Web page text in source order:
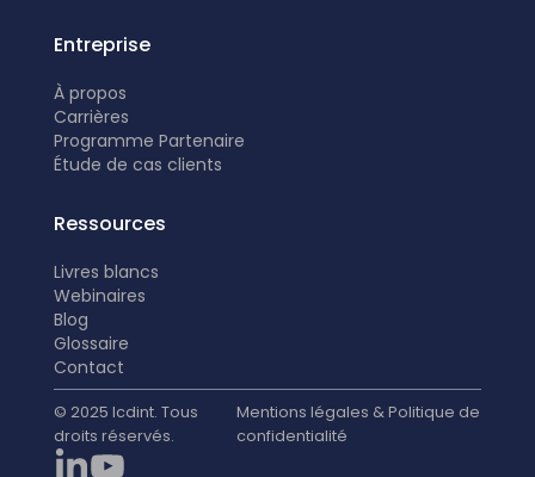
Entreprise
À propos
Carrières
Programme Partenaire
Étude de cas clients
Ressources
Livres blancs
Webinaires
Blog
Glossaire
Contact
© 2025 Icdint. Tous
droits réservés.
Mentions légales & Politique de
confidentialité